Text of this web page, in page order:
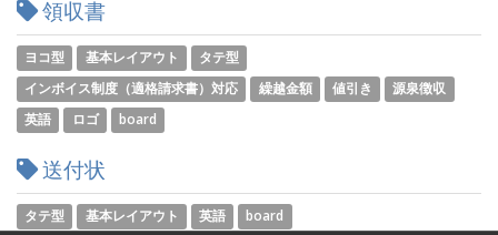
領収書
ヨコ型 基本レイアウト
タテ型
インボイス制度（適格請求書）対応
繰越金額 値引き
源泉徴収
英語
ロゴ board
送付状
タテ型 基本レイアウト 英語 board